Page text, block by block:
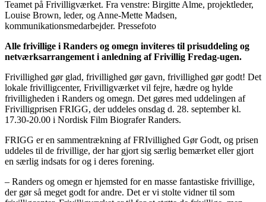
Teamet på Frivilligværket. Fra venstre: Birgitte Alme, projektleder,
Louise Brown, leder, og Anne-Mette Madsen,
kommunikationsmedarbejder. Pressefoto
Alle frivillige i Randers og omegn inviteres til prisuddeling og
netværksarrangement i anledning af Frivillig Fredag-ugen.
Frivillighed gør glad, frivillighed gør gavn, frivillighed gør godt! Det
lokale frivilligcenter, Frivilligværket vil fejre, hædre og hylde
frivilligheden i Randers og omegn. Det gøres med uddelingen af
Frivilligprisen FRIGG, der uddeles onsdag d. 28. september kl.
17.30-20.00 i Nordisk Film Biografer Randers.
FRIGG er en sammentrækning af FRIvillighed Gør Godt, og prisen
uddeles til de frivillige, der har gjort sig særlig bemærket eller gjort
en særlig indsats for og i deres forening.
– Randers og omegn er hjemsted for en masse fantastiske frivillige,
der gør så meget godt for andre. Det er vi stolte vidner til som